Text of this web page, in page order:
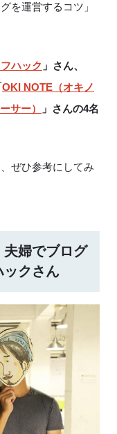
を運営するコツ」
ハック 」さん、
OKI NOTE（オキノ
サー）
」さんの4名
ぜひ参考にしてみ
婦でブログ
ックさん